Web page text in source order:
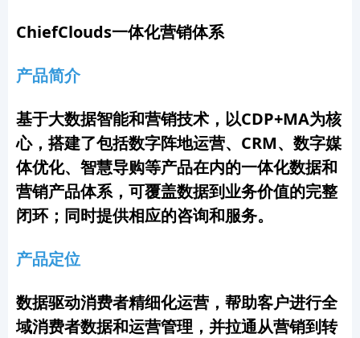
ChiefClouds一体化营销体系
产品简介
基于大数据智能和营销技术 ，以CDP+MA为核
心，搭建了包括数字阵地运营、CRM、数字媒
体优化、智慧导购等产品在内的一体化数据和
营销产品体系，可覆盖数据到业务价值的完整
闭环；同时提供相应的咨询和服务。
产品定位
数据驱动消费者精细化运营，帮助客户进行全
域消费者数据和运营管理， 并拉通从营销到转